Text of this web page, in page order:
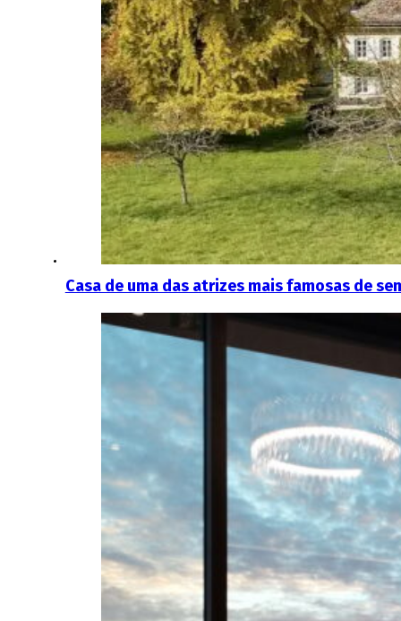
Casa de uma das atrizes mais famosas de